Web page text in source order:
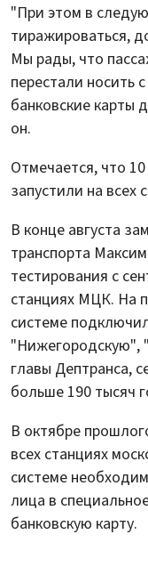
"При этом в
тиражироваться,
Мы рады, что
перестали носить
банковские карты
он.
Отмечается, что
запустили на всех
В конце августа
транспорта
тестирования с
станциях МЦК. На
системе
"Нижегородскую",
главы Дептранса,
больше 190 тысяч
В октябре
всех станциях
системе
лица в
банковскую карту.